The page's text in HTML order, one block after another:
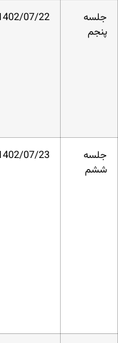
جلسه
پنجم
07/22
جلسه
ششم
07/23